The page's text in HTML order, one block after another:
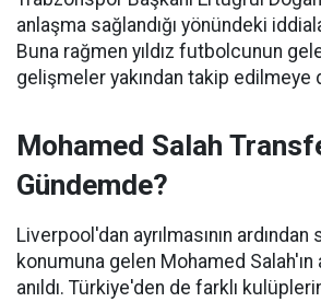
anlaşma sağlandığı yönündeki
Buna rağmen yıldız futbolcunun
gelişmeler yakından takip edilmeye
Mohamed Salah
Gündemde?
Liverpool'dan ayrılmasının
konumuna gelen Mohamed
anıldı. Türkiye'den de farklı